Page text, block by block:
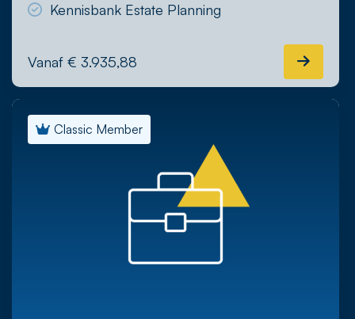
Kennisbank Estate Planning
Vanaf € 3.935,88
Classic Member